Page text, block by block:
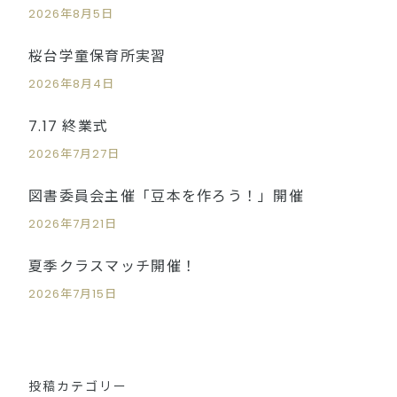
2026年8月5日
桜台学童保育所実習
2026年8月4日
7.17 終業式
2026年7月27日
図書委員会主催「豆本を作ろう！」開催
2026年7月21日
夏季クラスマッチ開催！
2026年7月15日
投稿カテゴリー